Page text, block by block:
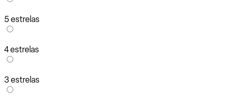
5 estrelas
4 estrelas
3 estrelas